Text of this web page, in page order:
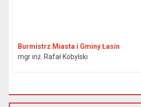
Burmistrz Miasta i Gminy Łasin
mgr inż. Rafał Kobylski